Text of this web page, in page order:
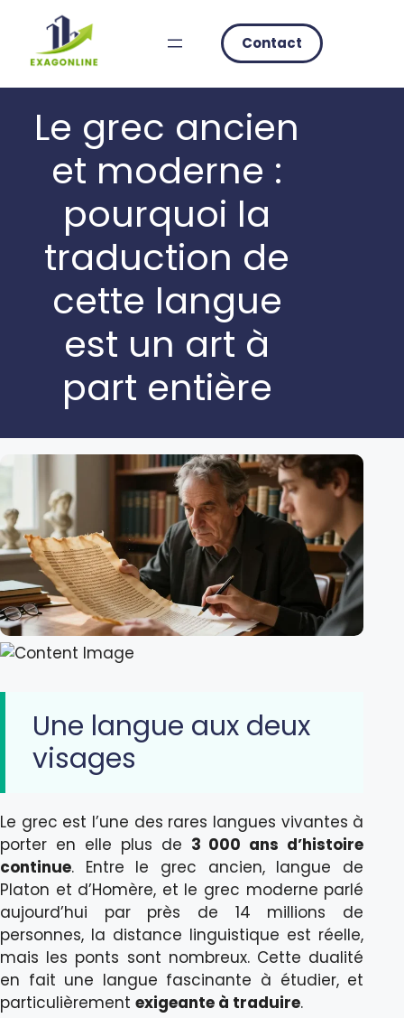
content
Contact
Le grec ancien
et moderne :
pourquoi la
traduction de
cette langue
est un art à
part entière
Une langue aux deux
visages
Le grec est l’une des rares langues vivantes à
porter en elle plus de 3 000 ans d’histoire
continue. Entre le grec ancien, langue de
Platon et d’Homère, et le grec moderne parlé
aujourd’hui par près de 14 millions de
personnes, la distance linguistique est réelle,
mais les ponts sont nombreux. Cette dualité
en fait une langue fascinante à étudier, et
particulièrement exigeante à traduire.